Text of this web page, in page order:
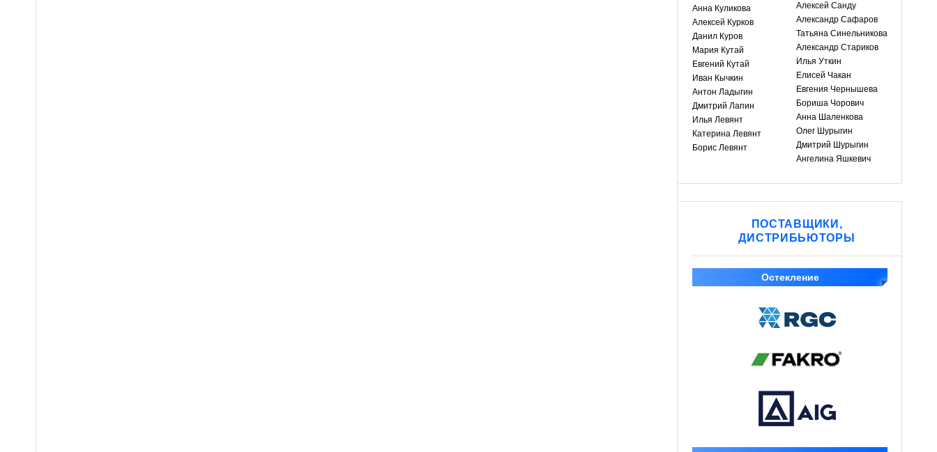
Анна Куликова
Алексей Курков
Данил Куров
Мария Кутай
Евгений Кутай
Иван Кычкин
Антон Ладыгин
Дмитрий Лапин
Илья Левянт
Катерина Левянт
Борис Левянт
Алексей Санду
Александр Сафаров
Татьяна Синельникова
Александр Стариков
Илья Уткин
Елисей Чакан
Евгения Чернышева
Бориша Чорович
Анна Шаленкова
Олег Шурыгин
Дмитрий Шурыгин
Ангелина Яшкевич
ПОСТАВЩИКИ,
ДИСТРИБЬЮТОРЫ
Остекление